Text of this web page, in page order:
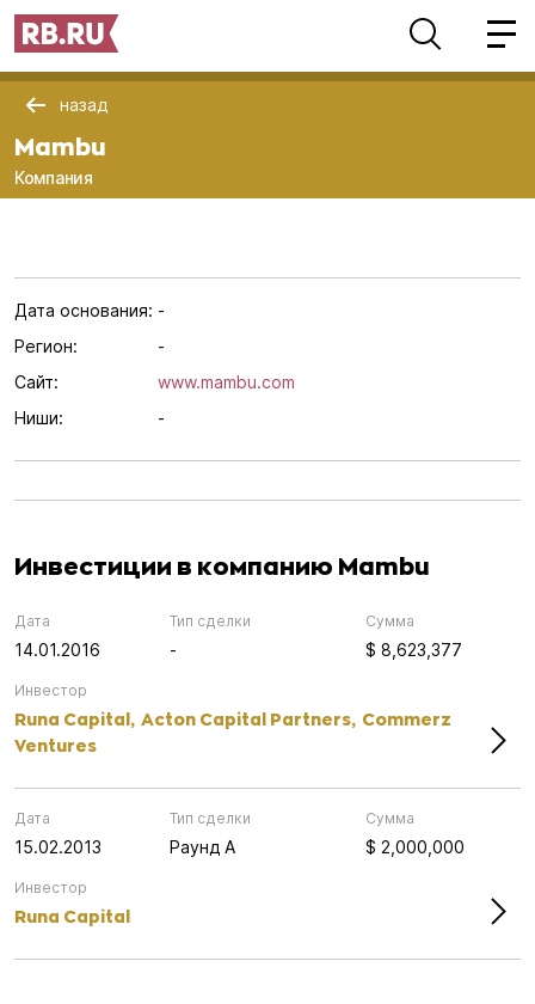
назад
Mambu
Компания
Дата основания: -
Регион:
-
Сайт:
www.mambu.com
Ниши:
-
Инвестиции в компанию Mambu
Дата
14.01.2016
Тип сделки
-
Сумма
$ 8,623,377
Инвестор
Runa Capital, Acton Capital Partners, Commerz
Ventures
Дата
15.02.2013
Тип сделки
Раунд А
Сумма
$ 2,000,000
Инвестор
Runa Capital